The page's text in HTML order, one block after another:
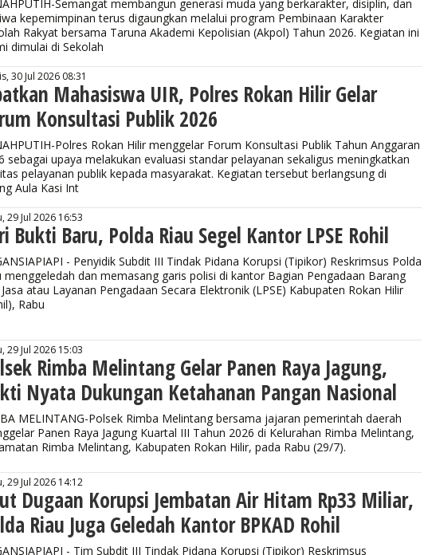
Semangat membangun generasi muda yang berkarakter, disiplin, dan
kepemimpinan terus digaungkan melalui program Pembinaan Karakter
Rakyat bersama Taruna Akademi Kepolisian (Akpol) Tahun 2026. Kegiatan ini
dimulai di Sekolah
30 Jul 2026 08:31
Mahasiswa UIR, Polres Rokan Hilir Gelar
Konsultasi Publik 2026
Polres Rokan Hilir menggelar Forum Konsultasi Publik Tahun Anggaran
sebagai upaya melakukan evaluasi standar pelayanan sekaligus meningkatkan
pelayanan publik kepada masyarakat. Kegiatan tersebut berlangsung di
Aula Kasi Int
29 Jul 2026 16:53
Bukti Baru, Polda Riau Segel Kantor LPSE Rohil
- Penyidik Subdit III Tindak Pidana Korupsi (Tipikor) Reskrimsus Polda
menggeledah dan memasang garis polisi di kantor Bagian Pengadaan Barang
atau Layanan Pengadaan Secara Elektronik (LPSE) Kabupaten Rokan Hilir
Rabu
29 Jul 2026 15:03
Rimba Melintang Gelar Panen Raya Jagung,
Nyata Dukungan Ketahanan Pangan Nasional
MELINTANG-Polsek Rimba Melintang bersama jajaran pemerintah daerah
Panen Raya Jagung Kuartal III Tahun 2026 di Kelurahan Rimba Melintang,
Rimba Melintang, Kabupaten Rokan Hilir, pada Rabu (29/7).
29 Jul 2026 14:12
Dugaan Korupsi Jembatan Air Hitam Rp33 Miliar,
Riau Juga Geledah Kantor BPKAD Rohil
- Tim Subdit III Tindak Pidana Korupsi (Tipikor) Reskrimsus